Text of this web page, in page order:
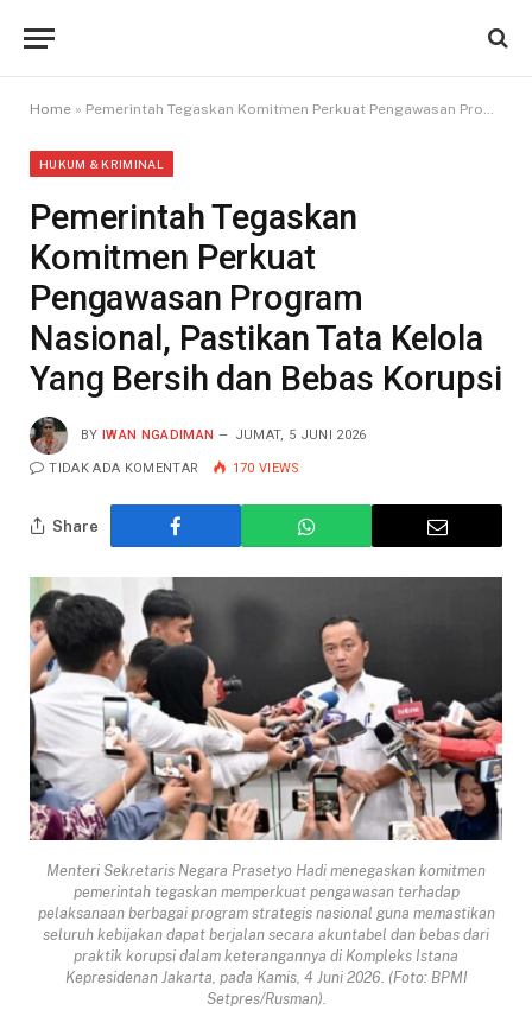
Home » Pemerintah Tegaskan Komitmen Perkuat Pengawasan Program Nasional, Pastikan Tata Kelola Yang Bersih dan Bebas Korupsi
HUKUM & KRIMINAL
Pemerintah Tegaskan
Komitmen Perkuat
Pengawasan Program
Nasional, Pastikan Tata Kelola
Yang Bersih dan Bebas Korupsi
BY IWAN NGADIMAN JUMAT, 5 JUNI 2026
TIDAK ADA KOMENTAR 170 VIEWS
Share
Menteri Sekretaris Negara Prasetyo Hadi menegaskan komitmen
pemerintah tegaskan memperkuat pengawasan terhadap
pelaksanaan berbagai program strategis nasional guna memastikan
seluruh kebijakan dapat berjalan secara akuntabel dan bebas dari
praktik korupsi dalam keterangannya di Kompleks Istana
Kepresidenan Jakarta, pada Kamis, 4 Juni 2026. (Foto: BPMI
Setpres/Rusman).